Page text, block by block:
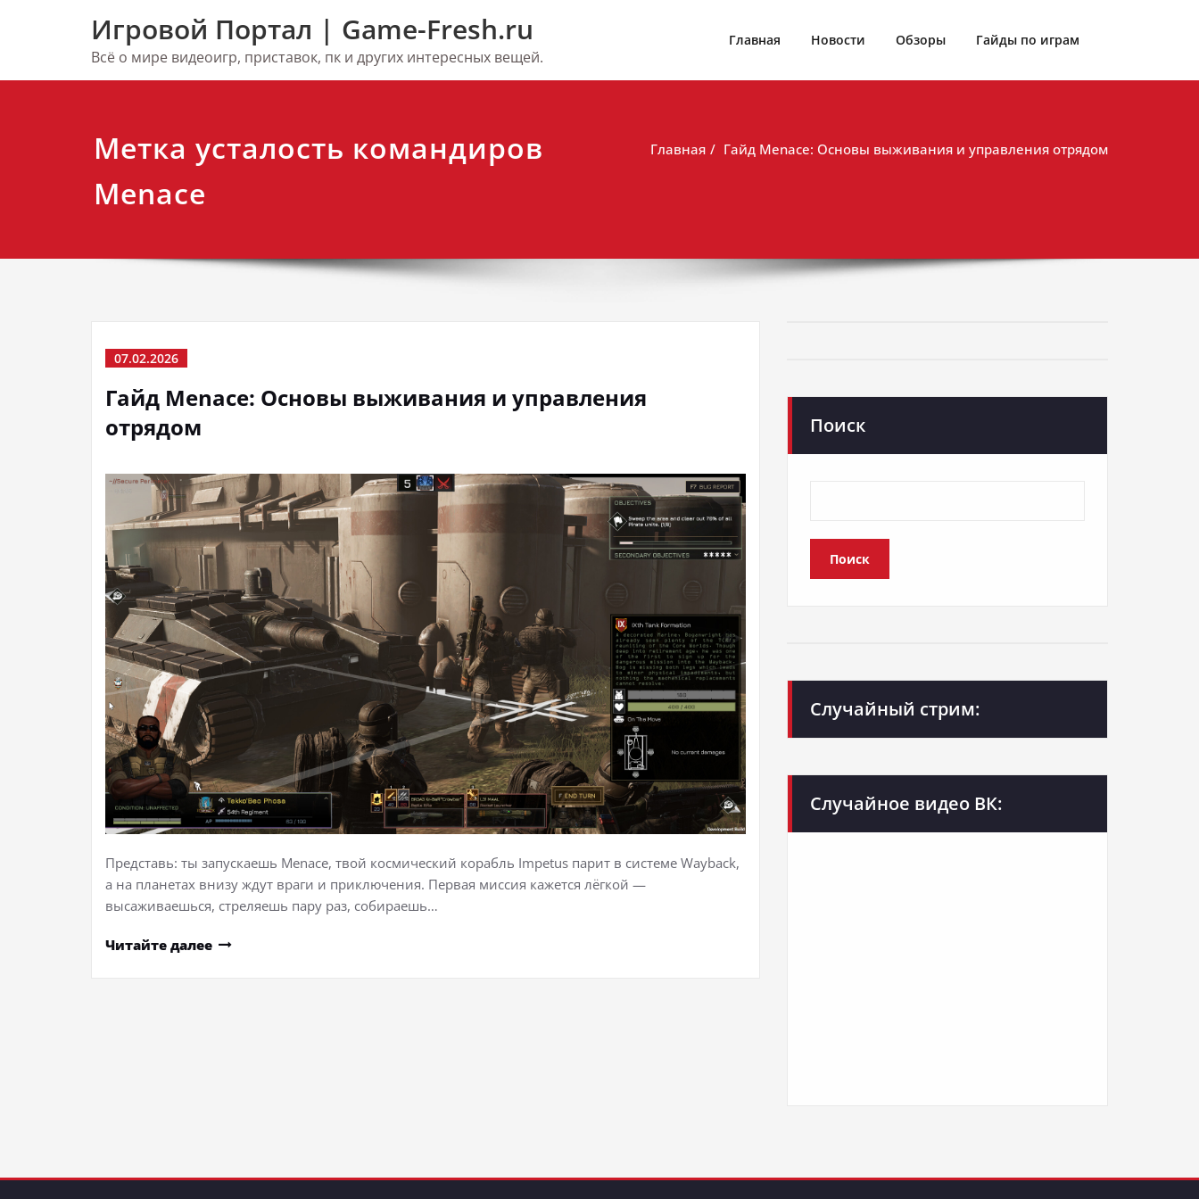
Игровой Портал | Game-Fresh.ru
Всё о мире видеоигр, приставок, пк и других интересных вещей.
Главная Новости Обзоры Гайды по играм
Метка усталость командиров
Menace
Главная Гайд Menace: Основы выживания и управления отрядом
07.02.2026
Гайд Menace: Основы выживания и управления
отрядом
Представь: ты запускаешь Menace, твой космический корабль Impetus парит в системе Wayback,
а на планетах внизу ждут враги и приключения. Первая миссия кажется лёгкой —
высаживаешься, стреляешь пару раз, собираешь…
Читайте далее
Поиск
Поиск
Случайный стрим:
Случайное видео ВК: